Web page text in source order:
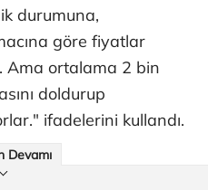
durumuna,
göre fiyatlar
Ama ortalama 2 bin
doldurup
ifadelerini kullandı.
Devamı